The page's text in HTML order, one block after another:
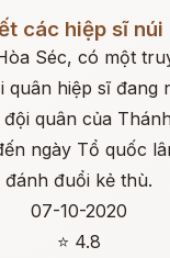
các hiệp sĩ núi
Séc, có một
quân hiệp sĩ đang
quân của
ngày Tổ quốc
đuổi kẻ thù.
07-10-2020
⭐ 4.8